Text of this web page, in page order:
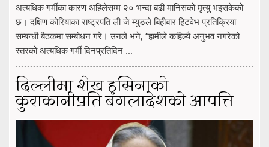
अत्यधिक गर्मीका कारण अहिलेसम्म २० भन्दा बढी मानिसको मृत्यु भइसकेको
छ। दक्षिण कोरियाका राष्ट्रपति ली जे म्युङले बिहीबार हिटवेभ प्रतिक्रिया
सम्बन्धी बैठकमा सम्बोधन गरे। उनले भने, “हामीले कहिल्यै अनुभव नगरेको
स्तरको अत्यधिक गर्मी दिनप्रतिदिन ...
दिल्लीमा शेख हसिनाको
कुराकानीप्रति बंगलादेशको आपत्ति